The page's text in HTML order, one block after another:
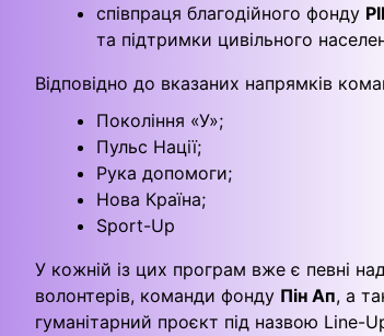
співпраця благодійного фонду
та підтримки цивільного
Відповідно до вказаних напрямків
Покоління «У»;
Пульс Нації;
Рука допомоги;
Нова Країна;
Sport-Up
У кожній із цих програм вже є певні
волонтерів, команди фонду Пін Ап, а
гуманітарний проєкт під назвою Line-